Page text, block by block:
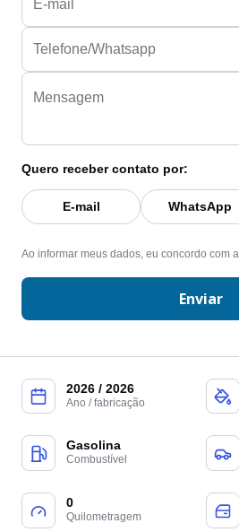
2026 / 2026
Ano / fabricação
Gasolina
Combustível
0
Quilometragem
Quero receber contato por:
E-mail WhatsApp
Ao informar meus dados, eu concordo com a
Enviar